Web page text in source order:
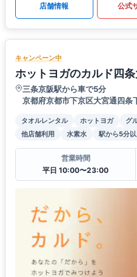
店舗情報 公式
キャンペーン中
ホットヨガのカルド四
三条京阪駅から車で5分
京都府京都市下京区大宮通四
タオルレンタル ホットヨガ グ
他店舗利用
水素水 駅から5分
営業時間
平日 10:00〜23:00